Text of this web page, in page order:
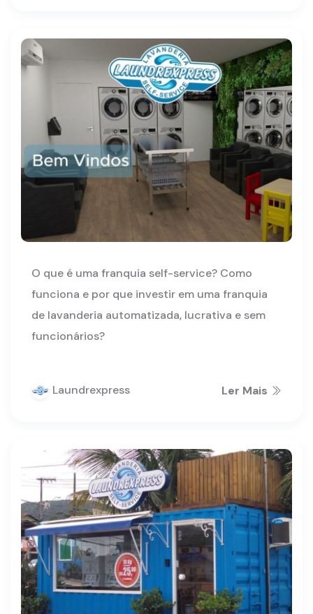
O que é uma franquia self-service? Como
funciona e por que investir em uma franquia
de lavanderia automatizada, lucrativa e sem
funcionários?
Laundrexpress Ler Mais